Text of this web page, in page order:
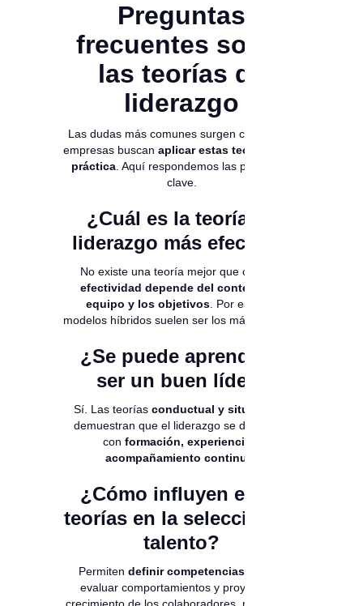
Preguntas
frecuentes sobre
las teorías de
liderazgo
Las dudas más comunes surgen cuando las
empresas buscan aplicar estas teorías en la
práctica . Aquí respondemos las preguntas
clave.
¿Cuál es la teoría de
liderazgo más efectiva?
No existe una teoría mejor que otra.
efectividad depende del contexto, el
equipo y los objetivos . Por eso, los
modelos híbridos suelen ser los más exitosos.
¿Se puede aprender a
ser un buen líder?
Sí. Las teorías conductual y situacional
demuestran que el liderazgo se desarrolla
con formación, experiencia y
acompañamiento continuo
¿Cómo influyen estas
teorías en la selección de
talento?
Permiten definir competencias claras
evaluar comportamientos y proyectar el